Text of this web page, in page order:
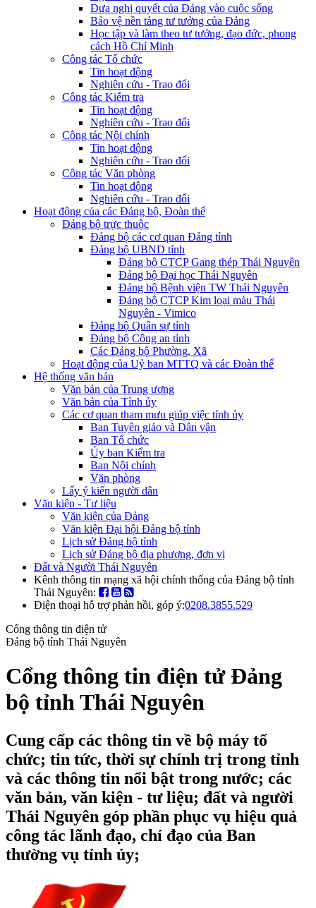
Đưa nghị quyết của Đảng vào cuộc sống
Bảo vệ nền tảng tư tưởng của Đảng
Học tập và làm theo tư tưởng, đạo đức, phong
cách Hồ Chí Minh
Công tác Tổ chức
Tin hoạt động
Nghiên cứu - Trao đổi
Công tác Kiểm tra
Tin hoạt động
Nghiên cứu - Trao đổi
Công tác Nội chính
Tin hoạt động
Nghiên cứu - Trao đổi
Công tác Văn phòng
Tin hoạt động
Nghiên cứu - Trao đổi
Hoạt động của các Đảng bộ, Đoàn thể
Đảng bộ trực thuộc
Đảng bộ các cơ quan Đảng tỉnh
Đảng bộ UBND tỉnh
Đảng bộ CTCP Gang thép Thái Nguyên
Đảng bộ Đại học Thái Nguyên
Đảng bộ Bệnh viện TW Thái Nguyên
Đảng bộ CTCP Kim loại màu Thái
Nguyên - Vimico
Đảng bộ Quân sự tỉnh
Đảng bộ Công an tỉnh
Các Đảng bộ Phường, Xã
Hoạt động của Uỷ ban MTTQ và các Đoàn thể
Hệ thống văn bản
Văn bản của Trung ương
Văn bản của Tỉnh ủy
Các cơ quan tham mưu giúp việc tỉnh ủy
Ban Tuyên giáo và Dân vận
Ban Tổ chức
Ủy ban Kiểm tra
Ban Nội chính
Văn phòng
Lấy ý kiến người dân
Văn kiện - Tư liệu
Văn kiện của Đảng
Văn kiện Đại hội Đảng bộ tỉnh
Lịch sử Đảng bộ tỉnh
Lịch sử Đảng bộ địa phương, đơn vị
Đất và Người Thái Nguyên
Kênh thông tin mạng xã hội chính thống của Đảng bộ tỉnh
Thái Nguyên:
Điện thoại hỗ trợ phản hồi, góp ý:0208.3855.529
Cổng thông tin điện tử
Đảng bộ tỉnh Thái Nguyên
Cổng thông tin điện tử Đảng
bộ tỉnh Thái Nguyên
Cung cấp các thông tin về bộ máy tổ
chức; tin tức, thời sự chính trị trong tỉnh
và các thông tin nổi bật trong nước; các
văn bản, văn kiện - tư liệu; đất và người
Thái Nguyên góp phần phục vụ hiệu quả
công tác lãnh đạo, chỉ đạo của Ban
thường vụ tỉnh ủy;